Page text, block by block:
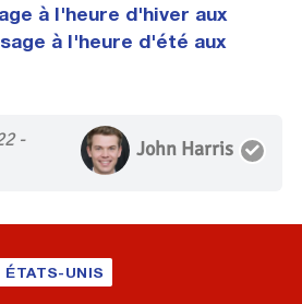
à l'heure d'hiver aux
à l'heure d'été aux
-
John Harris
ÉTATS-UNIS